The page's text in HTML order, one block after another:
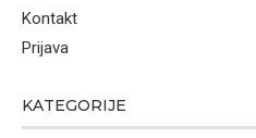
Kontakt
Prijava
KATEGORIJE